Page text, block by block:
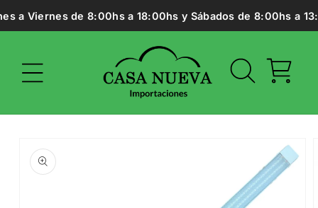
directamente
al contenido
a Viernes de 8:00hs a 18:00hs y Sábados de 8:00hs a
Carrito
información